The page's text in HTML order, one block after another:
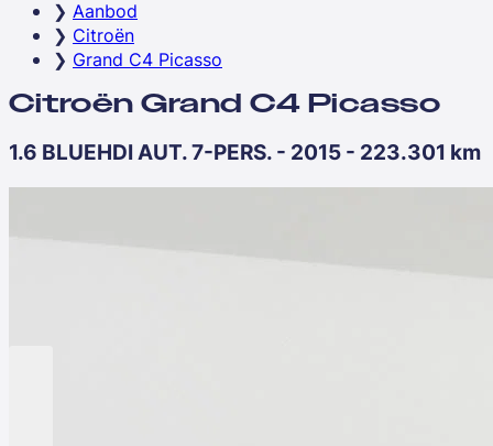
Aanbod
Citroën
Grand C4 Picasso
Citroën Grand C4 Picasso
1.6 BLUEHDI AUT. 7-PERS. - 2015 - 223.301 km